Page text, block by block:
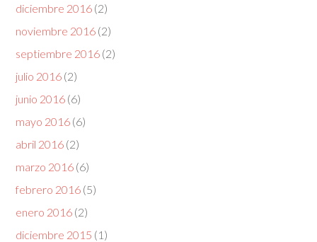
diciembre 2016 (2)
noviembre 2016 (2)
septiembre 2016 (2)
julio 2016 (2)
junio 2016 (6)
mayo 2016 (6)
abril 2016 (2)
marzo 2016 (6)
febrero 2016 (5)
enero 2016 (2)
diciembre 2015 (1)